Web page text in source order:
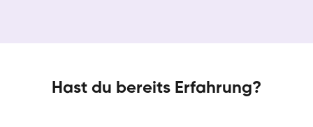
Hast du bereits Erfahrung?